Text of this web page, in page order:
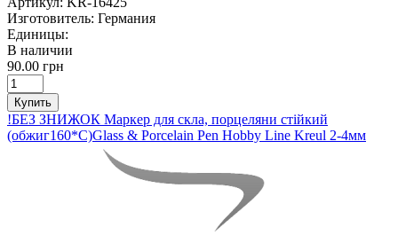
Изготовитель: Германия
Единицы:
В наличии
90.00 грн
Купить
!БЕЗ ЗНИЖОК Маркер для скла, порцеляни стійкий
(обжиг160*С)Glass & Porcelain Pen Hobby Line Kreul 2-4мм